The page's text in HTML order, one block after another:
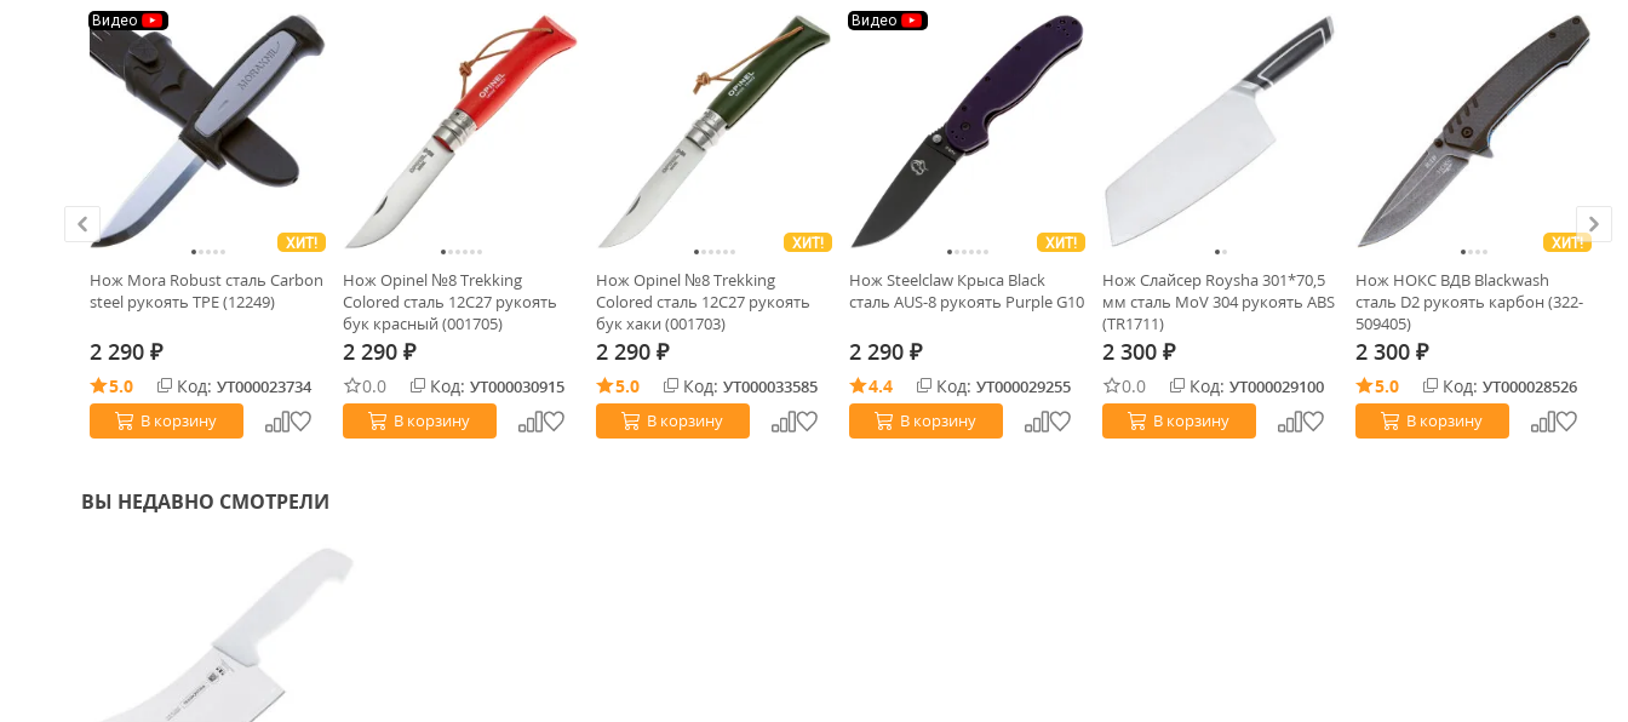
Видео
ХИТ!
Нож Mora Robust сталь Carbon
steel рукоять TPE (12249)
2 290 ₽
5.0 Код: УТ000023734
В корзину
Нож Opinel №8 Trekking
Colored сталь 12C27 рукоять
бук красный (001705)
2 290 ₽
0.0 Код: УТ000030915
В корзину
ХИТ!
Нож Opinel №8 Trekking
Colored сталь 12C27 рукоять
бук хаки (001703)
2 290 ₽
5.0 Код: УТ000033585
В корзину
Видео
ХИТ!
Нож Steelclaw Крыса Black
сталь AUS-8 рукоять Purple G10
2 290 ₽
4.4 Код: УТ000029255
В корзину
Нож Слайсер Roysha 301*70,5
мм сталь MoV 304 рукоять ABS
(TR1711)
2 300 ₽
0.0 Код: УТ000029100
В корзину
ХИТ!
Нож НОКС ВДВ Blackwash
сталь D2 рукоять карбон (322-
509405)
2 300 ₽
5.0 Код: УТ000028526
В корзину
ВЫ НЕДАВНО СМОТРЕЛИ